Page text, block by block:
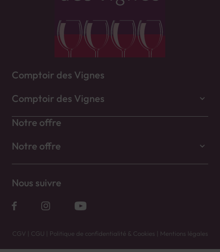
Comptoir des Vignes
Comptoir des Vignes
Notre offre
Notre offre
Nous suivre
CGV | CGU | Politique de confidentialité & Cookies | Mentions légales